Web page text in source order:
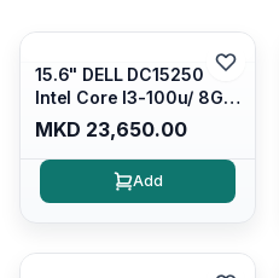
15.6" DELL DC15250
Intel Core I3-100u/ 8GB
DDR4/ 512GB SSD M.2/
Iris Xe Graphics/ 120Hz
Anti-glare LED Display/
Backlit Kb/ Platinum
MKD 23,650.00
Add